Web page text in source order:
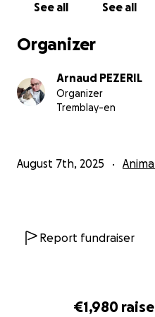
€1,980
Arnaud et sa famille
See all See all
Organizer
Arnaud PEZERIL
Organizer
Tremblay-en
August 7th, 2025
Report fundraiser